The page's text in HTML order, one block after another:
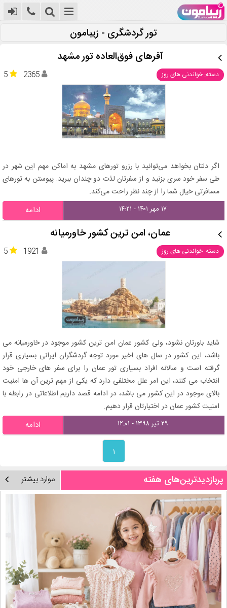
تور گردشگری - زیبامون
آفرهای فوق‌العاده تور مشهد
دسته: خواندنی های روز 5 2365
اگر دلتان بخواهد می‌توانید با رزرو تورهای مشهد به اماکن مهم این شهر در
طی سفر خود سری بزنید و از سفرتان لذت دو چندان ببرید. پیوستن به تورهای
مسافرتی خیال شما را از چند نظر راحت می‌کند.
۱۷ مهر ۱۴۰۱ - ۱۴:۲۱ ادامه
عمان، امن ترین کشور خاورمیانه
دسته: خواندنی های روز 5 1921
شاید باورتان نشود، ولی کشور عمان امن ترین کشور موجود در خاورمیانه می
باشد، این کشور در سال های اخیر مورد توجه گردشگران ایرانی بسیاری قرار
گرفته است و سالانه افراد بسیاری تور عمان را برای سفر های خارجی خود
انتخاب می کنند، این امر علل مختلفی دارد که یکی از مهم ترین آن ها امنیت
بالای موجود در این کشور می باشد، در ادامه قصد داریم اطلاعاتی در رابطه با
امنیت کشور عمان در اختیارتان قرار دهیم.
۲۹ تیر ۱۳۹۸ - ۱۲:۰۱ ادامه
۱
پربازدیدترین‌های هفته موارد بیشتر